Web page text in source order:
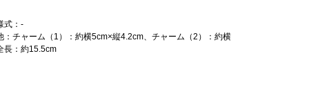
式：-
：チャーム（1）：約横5cm×縦4.2cm、チャーム（2）：約横
長：約15.5cm